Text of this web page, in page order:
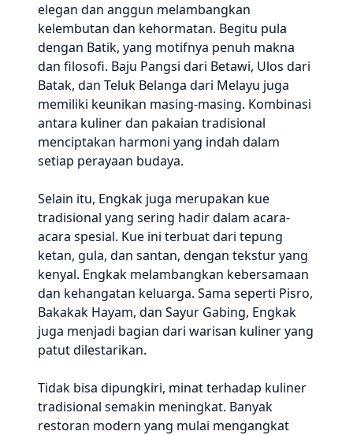
elegan dan anggun melambangkan
kelembutan dan kehormatan. Begitu pula
dengan Batik, yang motifnya penuh makna
dan filosofi. Baju Pangsi dari Betawi, Ulos dari
Batak, dan Teluk Belanga dari Melayu juga
memiliki keunikan masing-masing. Kombinasi
antara kuliner dan pakaian tradisional
menciptakan harmoni yang indah dalam
setiap perayaan budaya.
Selain itu, Engkak juga merupakan kue
tradisional yang sering hadir dalam acara-
acara spesial. Kue ini terbuat dari tepung
ketan, gula, dan santan, dengan tekstur yang
kenyal. Engkak melambangkan kebersamaan
dan kehangatan keluarga. Sama seperti Pisro,
Bakakak Hayam, dan Sayur Gabing, Engkak
juga menjadi bagian dari warisan kuliner yang
patut dilestarikan.
Tidak bisa dipungkiri, minat terhadap kuliner
tradisional semakin meningkat. Banyak
restoran modern yang mulai mengangkat